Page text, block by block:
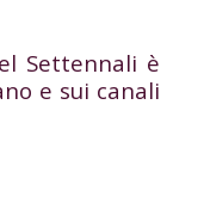
Settennali è
e sui canali